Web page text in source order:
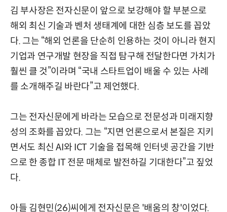
김 부사장은 전자신문이 앞으로 보강해야 할 부분으로
해외 최신 기술과 벤처 생태계에 대한 심층 보도를 꼽았
다. 그는 “해외 언론을 단순히 인용하는 것이 아니라 현지
기업과 연구개발 현장을 직접 탐구해 전달한다면 가치가
훨씬 클 것”이라며 “국내 스타트업이 배울 수 있는 사례
를 소개해주길 바란다”고 제언했다.
그는 전자신문에게 바라는 모습으로 전문성과 미래지향
성의 조화를 꼽았다. 그는 “지면 언론으로서 본질은 지키
면서도 최신 AI와 ICT 기술을 접목해 인터넷 공간을 기반
으로 한 종합 IT 전문 매체로 발전하길 기대한다”고 짚었
다.
아들 김현민(26)씨에게 전자신문은 '배움의 창'이었다.